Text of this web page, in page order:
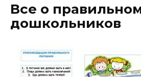
Все о
дошкольников